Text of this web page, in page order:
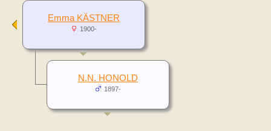
Emma KÄSTNER
1900-
N.N. HONOLD
1897-